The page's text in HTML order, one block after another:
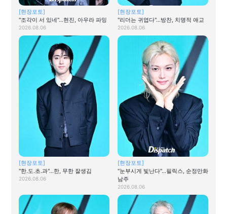
[현장포토]
"조각이 서 있네"…현진, 아우라 파밍
2026.08.06
[현장포토]
"리더는 귀엽다"…방찬, 치명적 애교
2026.08.06
[현장포토]
"한.도.초.과"…한, 무한 잘생김
2026.08.06
[현장포토]
"눈부시게 빛난다"…필릭스, 순정만화
남주
2026.08.06